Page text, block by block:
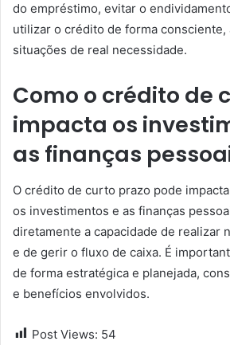
do empréstimo, evitar o
utilizar o crédito de forma consciente,
situações de real necessidade.
Como o crédito de
impacta os
as finanças
O crédito de curto prazo pode
os investimentos e as finanças
diretamente a capacidade de realizar
e de gerir o fluxo de caixa. É
de forma estratégica e planejada,
e benefícios envolvidos.
Post Views: 54